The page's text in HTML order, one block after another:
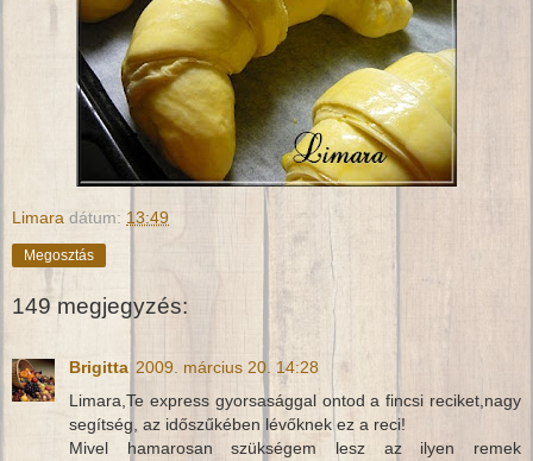
Limara dátum: 13:49
Megosztás
149 megjegyzés:
Brigitta 2009. március 20. 14:28
Limara,Te express gyorsasággal ontod a fincsi reciket,nagy
segítség, az időszűkében lévőknek ez a reci!
Mivel hamarosan szükségem lesz az ilyen remek